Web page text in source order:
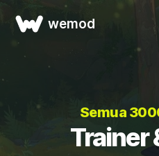
wemod
Semua
Trainer